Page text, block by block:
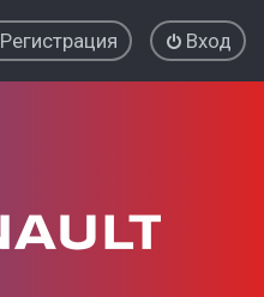
Вход
Регистрация